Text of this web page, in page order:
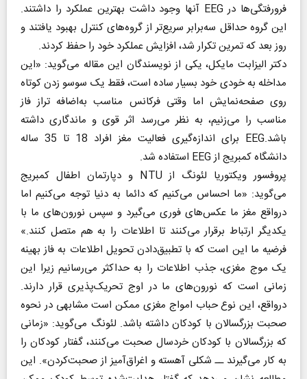
فرورفتگی‌ها در EEG آنها وجود داشت بهترین عملکرد را داشتند.
این گروه حداقل سه‌برابر سریع‌تر از گروه‌های کنترل بهبود یافتند و
روز بعد که تمرین تکرار شد، افزایش عملکرد خود را حفظ کردند.
دکتر الیزابت مایکل، یکی از نویسندگان این مقاله می‌گوید: «این
مداخله به خودی خود بسیار ساده است، فقط یک سوسو زدن کوتاه
روی صفحه‌نمایش اما وقتی فرکانس مناسب به‌اضافه تراز فاز
مناسب را می‌زنیم، به نظر می‌رسد اثر قوی و ماندگاری داشته
باشد.EEG برای اندازه‌گیری فعالیت مغز افراد 18 تا 35 ساله
دانشگاه کمبریج از EEG استفاده شد.
پروفسور ویکتوریا لئونگ از NTU و دپارتمان اطفال کمبریج
می‌گوید: «ما احساس می‌کنیم که دائما به دنیا توجه می‌کنیم اما
درواقع مغز ما عکس‌های فوری می‌گیرد و سپس نورون‌های ما با
یکدیگر ارتباط برقرار می‌کنند تا اطلاعات را به هم متصل کنند.»
فرضیه ما این است که با تطبیق‌دادن تحویل اطلاعات به فاز بهینه
یک موج مغزی، جذب اطلاعات را به حداکثر می‌رسانیم زیرا این
زمانی است که نورون‌های ما در اوج تحریک‌پذیری قرار دارند.
درواقع، این نوع حباب امواج مغزی ممکن است مشابهی در نحوه
صحبت بزرگسالان با کودکان داشته باشد. لئونگ می‌گوید: «زمانی
که بزرگسالان با کودکان خردسال صحبت می‌کنند، گفتار کودکان را
به کار می‌گیرند ــ شکلی آهسته و اغراق‌آمیز از صحبت‌کردن». این